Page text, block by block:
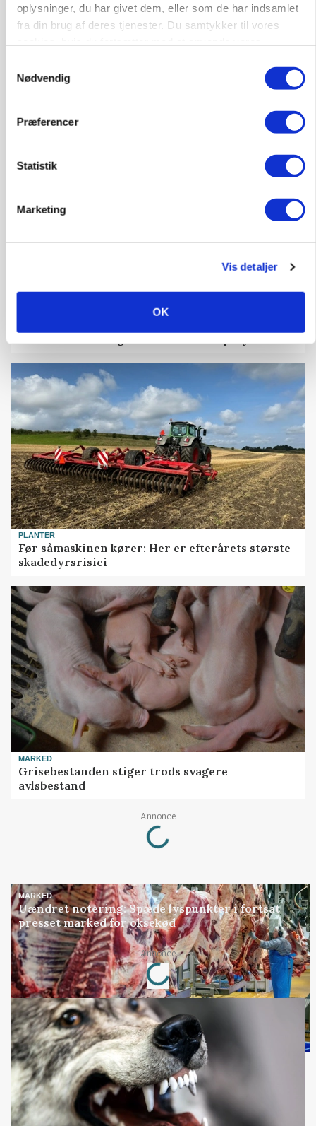
oplysninger, du har givet dem, eller som de har indsamlet
fra din brug af deres tjenester. Du samtykker til vores
Nødvendig
Præferencer
Statistik
Marketing
Vis detaljer
OK
Annonce
Folketinget behandler ny gødskningslov: Sådan
kan den ændre din bedrift fra 2027
PLANTER
Før såmaskinen kører: Her er efterårets største
skadedyrsrisici
MARKED
Grisebestanden stiger trods svagere
avlsbestand
Annonce
Loading...
MARKED
Uændret notering: Spæde lyspunkter i fortsat
presset marked for oksekød
Annonce
Loading...